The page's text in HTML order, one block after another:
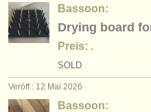
Bassoon:
Drying board
Preis: .
SOLD
Veröff.: 12 Mai 2026
Bassoon: